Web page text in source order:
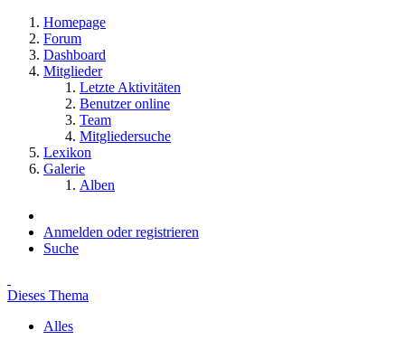
Homepage
Forum
Dashboard
Mitglieder
Letzte Aktivitäten
Benutzer online
Team
Mitgliedersuche
Lexikon
Galerie
Alben
Anmelden oder registrieren
Suche
Dieses Thema
Alles